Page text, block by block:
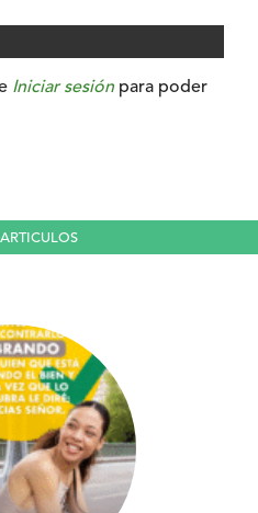
Iniciar sesión para poder